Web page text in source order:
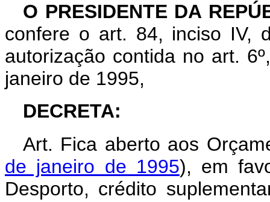
O PRESIDENTE DA
confere o art. 84, inciso IV,
autorização contida no art.
janeiro de 1995,
DECRETA:
Art. Fica aberto aos
de janeiro de 1995), em
Desporto, crédito